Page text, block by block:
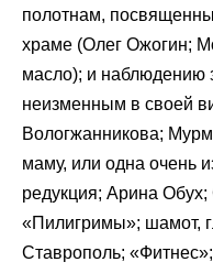
полотнам,
храме (Олег Ожогин;
масло); и наблюдению
неизменным в своей
Вологжанникова;
маму, или одна очень
редукция; Арина Обух;
«Пилигримы»; шамот,
Ставрополь;